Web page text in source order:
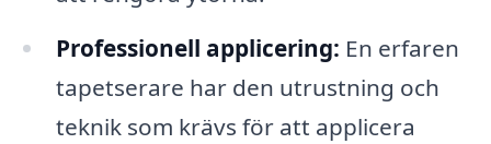
Professionell applicering: En erfaren
tapetserare har den utrustning och
teknik som krävs för att applicera